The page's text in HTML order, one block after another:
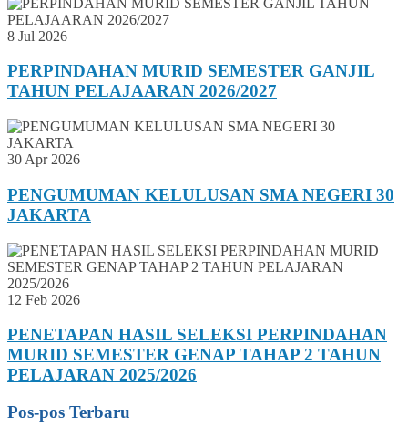
8 Jul 2026
PERPINDAHAN MURID SEMESTER GANJIL
TAHUN PELAJAARAN 2026/2027
30 Apr 2026
PENGUMUMAN KELULUSAN SMA NEGERI 30
JAKARTA
12 Feb 2026
PENETAPAN HASIL SELEKSI PERPINDAHAN
MURID SEMESTER GENAP TAHAP 2 TAHUN
PELAJARAN 2025/2026
Pos-pos Terbaru